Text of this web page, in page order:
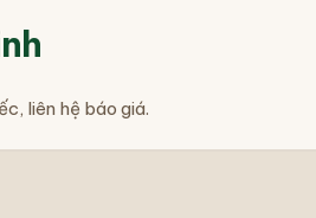
liên hệ báo giá.